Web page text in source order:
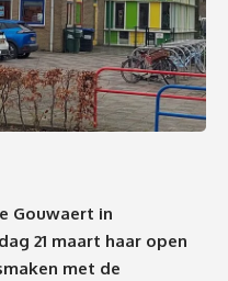
Gouwaert in
21 maart haar open
met de